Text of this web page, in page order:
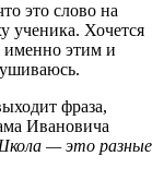
это слово на
ученика. Хочется
именно этим и
фраза,
Ивановича
— это разные